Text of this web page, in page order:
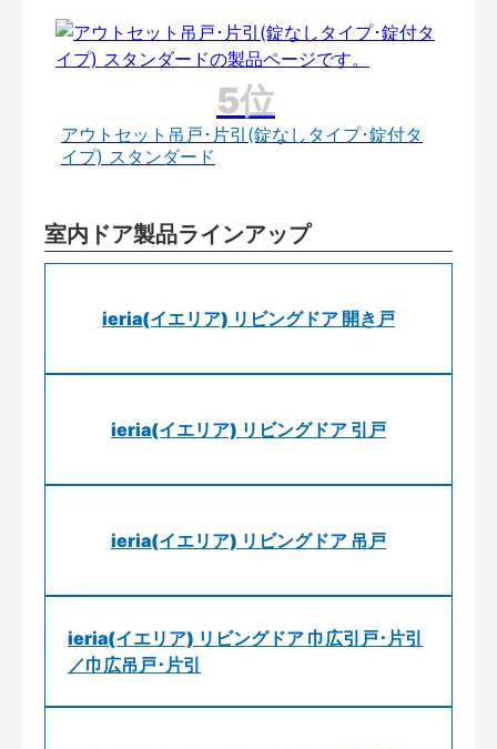
アウトセット吊戸･片引(錠なしタイプ･錠付タ
イプ) スタンダード
室内ドア製品ラインアップ
ieria(イエリア) リビングドア 開き戸
ieria(イエリア) リビングドア 引戸
ieria(イエリア) リビングドア 吊戸
ieria(イエリア) リビングドア 巾広引戸･片引
／巾広吊戸･片引